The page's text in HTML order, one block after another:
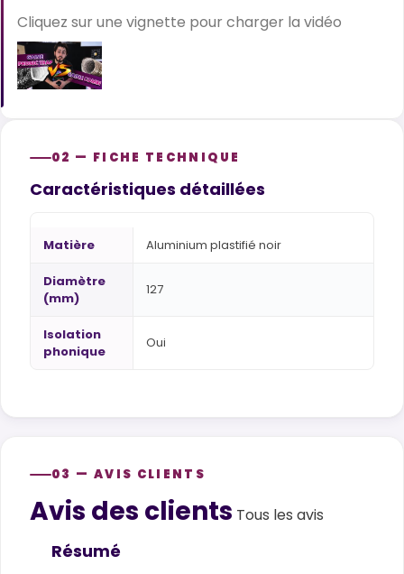
Cliquez sur une vignette pour charger la vidéo
02 — FICHE TECHNIQUE
Caractéristiques détaillées
Matière Aluminium plastifié noir
Diamètre
(mm)
127
Isolation
phonique
Oui
03 — AVIS CLIENTS
Customer reviews
Avis des clients Tous les avis
Résumé